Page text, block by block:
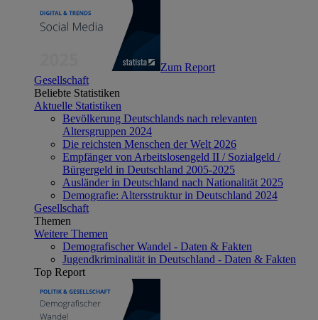
Zum Report
Gesellschaft
Beliebte Statistiken
Aktuelle Statistiken
Bevölkerung Deutschlands nach relevanten
Altersgruppen 2024
Die reichsten Menschen der Welt 2026
Empfänger von Arbeitslosengeld II / Sozialgeld /
Bürgergeld in Deutschland 2005-2025
Ausländer in Deutschland nach Nationalität 2025
Demografie: Altersstruktur in Deutschland 2024
Gesellschaft
Themen
Weitere Themen
Demografischer Wandel - Daten & Fakten
Jugendkriminalität in Deutschland - Daten & Fakten
Top Report